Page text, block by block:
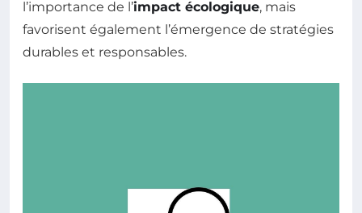
l’importance de l’impact écologique, mais
favorisent également l’émergence de stratégies
durables et responsables.